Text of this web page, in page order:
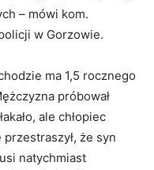
– mówi kom.
w Gorzowie.
ma 1,5 rocznego
próbował
ale chłopiec
że syn
natychmiast